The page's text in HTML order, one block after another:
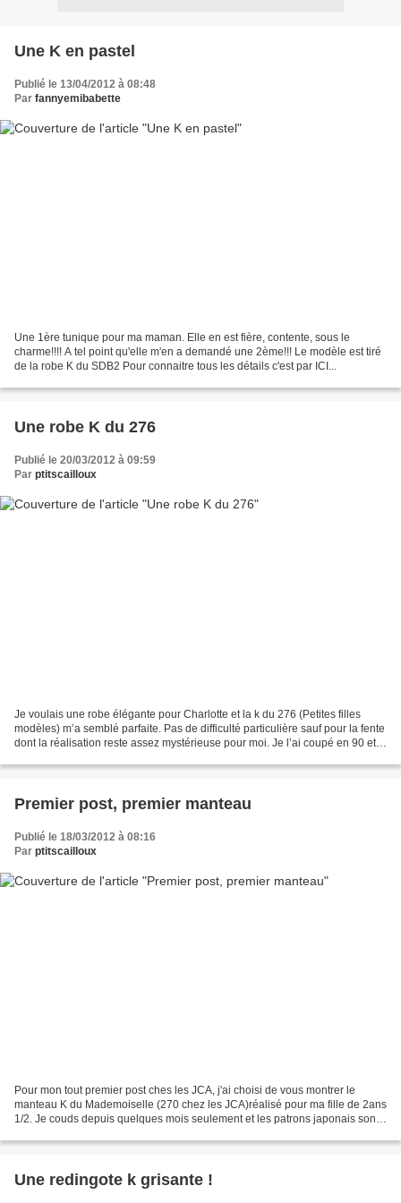
Une K en pastel
Publié le 13/04/2012 à 08:48
Par fannyemibabette
Une 1ère tunique pour ma maman. Elle en est fière, contente, sous le
charme!!!! A tel point qu'elle m'en a demandé une 2ème!!! Le modèle est tiré
de la robe K du SDB2 Pour connaitre tous les détails c'est par ICI...
Une robe K du 276
Publié le 20/03/2012 à 09:59
Par ptitscailloux
Je voulais une robe élégante pour Charlotte et la k du 276 (Petites filles
modèles) m’a semblé parfaite. Pas de difficulté particulière sauf pour la fente
dont la réalisation reste assez mystérieuse pour moi. Je l’ai coupé en 90 et
Premier post, premier manteau
Publié le 18/03/2012 à 08:16
Par ptitscailloux
Pour mon tout premier post ches les JCA, j'ai choisi de vous montrer le
manteau K du Mademoiselle (270 chez les JCA)réalisé pour ma fille de 2ans
1/2. Je couds depuis quelques mois seulement et les patrons japonais sont
Une redingote k grisante !